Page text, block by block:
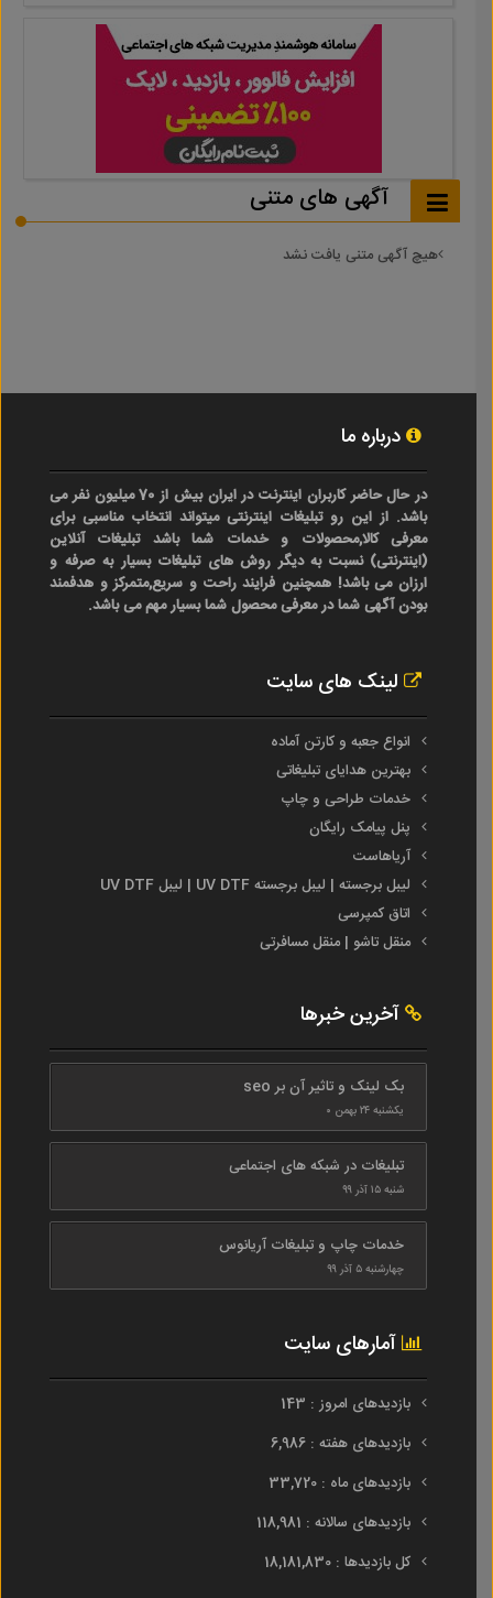
آگهی های متنی
هیچ آگهی متنی یافت نشد
درباره ما
در حال حاضر کاربران اینترنت در ایران بیش از 70 میلیون نفر می
باشد. از این رو تبلیغات اینترنتی میتواند انتخاب مناسبی برای
معرفی کالا,محصولات و خدمات شما باشد تبلیغات آنلاین
(اینترنتی) نسبت به دیگر روش های تبلیغات بسیار به صرفه و
ارزان می باشد! همچنین فرایند راحت و سریع,متمرکز و هدفمند
بودن آگهی شما در معرفی محصول شما بسیار مهم می باشد.
لینک های سایت
انواع جعبه و کارتن آماده
بهترین هدایای تبلیغاتی
خدمات طراحی و چاپ
پنل پیامک رایگان
آریاهاست
لیبل برجسته | لیبل برجسته UV DTF | لیبل UV DTF
اتاق کمپرسی
منقل تاشو | منقل مسافرتی
آخرین خبرها
بک لینک و تاثیر آن بر seo
یکشنبه ۲۴ بهمن ۰
تبلیغات در شبکه های اجتماعی
شنبه ۱۵ آذر ۹۹
خدمات چاپ و تبلیغات آریانوس
چهارشنبه ۵ آذر ۹۹
آمارهای سایت
بازدیدهای امروز : 143
بازدیدهای هفته : 6,986
بازدیدهای ماه : 33,720
بازدیدهای سالانه : 118,981
کل بازدیدها : 18,181,830